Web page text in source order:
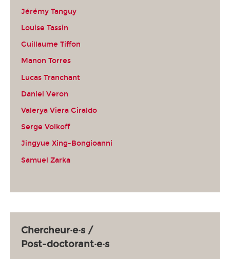
Jérémy Tanguy
Louise Tassin
Guillaume Tiffon
Manon Torres
Lucas Tranchant
Daniel Veron
Valerya Viera Giraldo
Serge Volkoff
Jingyue Xing-Bongioanni
Samuel Zarka
Chercheur·e·s /
Post-doctorant·e·s